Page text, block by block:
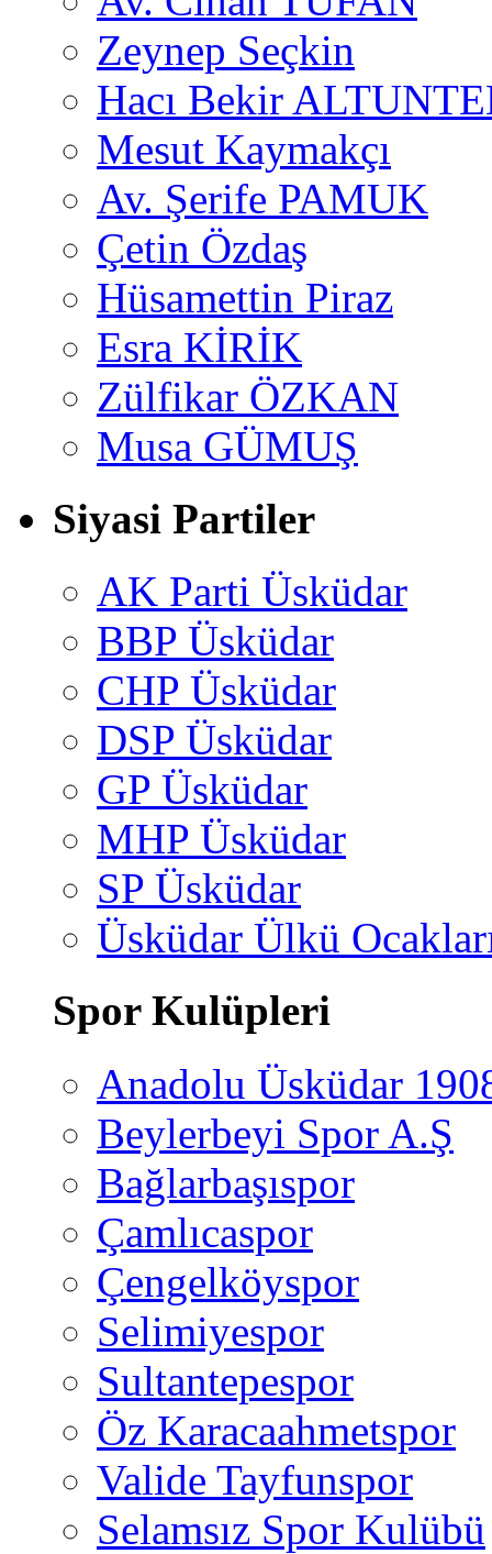
Zeynep Seçkin
Hacı Bekir
Mesut Kaymakçı
Av. Şerife PAMUK
Çetin Özdaş
Hüsamettin Piraz
Esra KİRİK
Zülfikar ÖZKAN
Musa GÜMUŞ
Siyasi Partiler
AK Parti Üsküdar
BBP Üsküdar
CHP Üsküdar
DSP Üsküdar
GP Üsküdar
MHP Üsküdar
SP Üsküdar
Üsküdar Ülkü
Spor Kulüpleri
Anadolu Üsküdar
Beylerbeyi Spor A.Ş
Bağlarbaşıspor
Çamlıcaspor
Çengelköyspor
Selimiyespor
Sultantepespor
Öz Karacaahmetspor
Valide Tayfunspor
Selamsız Spor Kulübü